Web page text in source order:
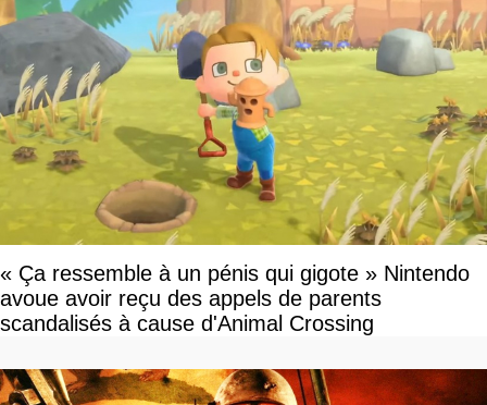
« Ça ressemble à un pénis qui gigote » Nintendo
avoue avoir reçu des appels de parents
scandalisés à cause d'Animal Crossing